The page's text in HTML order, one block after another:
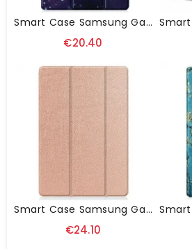
Smart Case Samsung Galaxy Tab S8 Plus / S7 Plus Renforcée Espace
€20.40
Smart Case Samsung Galaxy Tab S8 Plus / S7 Plus Trois Volets Porte-Stylet
€24.10